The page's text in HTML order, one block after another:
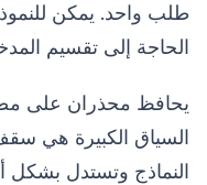
طلب واحد. يمكن
الحاجة إلى تقسيم
يحافظ محذران على
السياق الكبيرة هي
النماذج وتستدل بشكل